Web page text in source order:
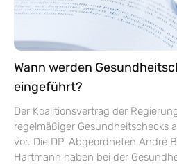
Wann werden
eingeführt?
Der Koalitionsvertrag der
regelmäßiger Gesundheitschecks
vor. Die DP-Abgeordneten André
Hartmann haben bei der